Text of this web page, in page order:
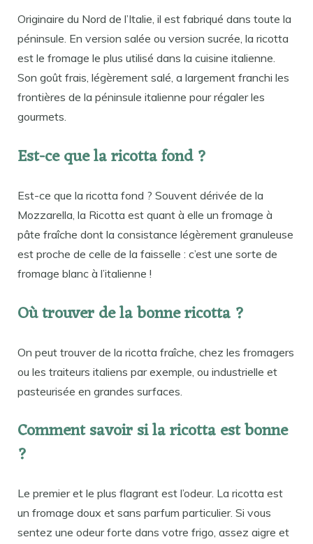
Originaire du Nord de l’Italie, il est fabriqué dans toute la
péninsule. En version salée ou version sucrée, la ricotta
est le fromage le plus utilisé dans la cuisine italienne.
Son goût frais, légèrement salé, a largement franchi les
frontières de la péninsule italienne pour régaler les
gourmets.
Est-ce que la ricotta fond ?
Est-ce que la ricotta fond ? Souvent dérivée de la
Mozzarella, la Ricotta est quant à elle un fromage à
pâte fraîche dont la consistance légèrement granuleuse
est proche de celle de la faisselle : c’est une sorte de
fromage blanc à l’italienne !
Où trouver de la bonne ricotta ?
On peut trouver de la ricotta fraîche, chez les fromagers
ou les traiteurs italiens par exemple, ou industrielle et
pasteurisée en grandes surfaces.
Comment savoir si la ricotta est bonne
?
Le premier et le plus flagrant est l’odeur. La ricotta est
un fromage doux et sans parfum particulier. Si vous
sentez une odeur forte dans votre frigo, assez aigre et